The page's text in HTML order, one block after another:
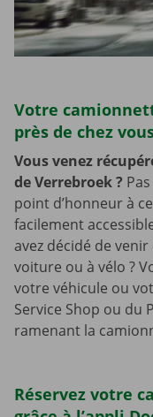
Votre
près de chez
Vous venez
de Verrebroek?
point d’honneur à
facilement
avez décidé de
voiture ou à vélo ?
votre véhicule ou
Service Shop ou du
ramenant la
Réservez votre